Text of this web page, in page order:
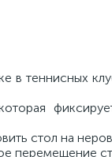
в теннисных
стол на
перемещение